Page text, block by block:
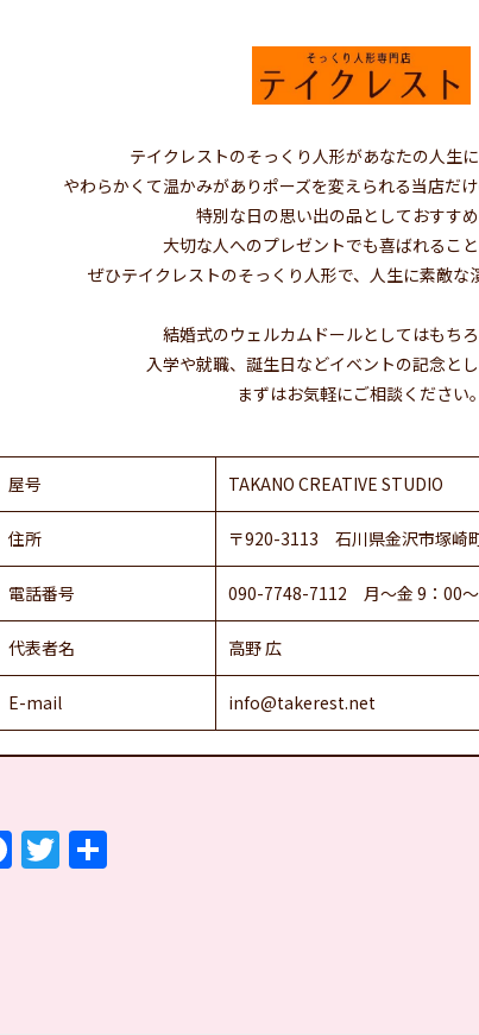
テイクレストのそっくり人形があなたの人生に
やわらかくて温かみがありポーズを変えられる当店だけ
特別な日の思い出の品としておすすめ
大切な人へのプレゼントでも喜ばれること
ぜひテイクレストのそっくり人形で、人生に素敵な
結婚式のウェルカムドールとしてはもちろ
入学や就職、誕生日などイベントの記念とし
まずはお気軽にご相談ください。
屋号 TAKANO CREATIVE STUDIO
住所 〒920-3113 石川県金沢市塚崎
電話番号 090-7748-7112 月～金 9：00
代表者名 高野 広
E-mail info@takerest.net
F
a
T
w